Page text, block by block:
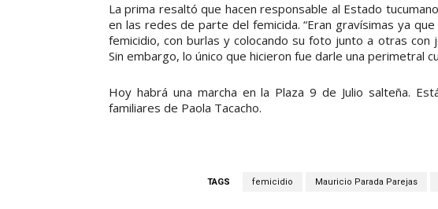
La prima resaltó que hacen responsable al Estado
en las redes de parte del femicida. “Eran gravísimas ya
femicidio, con burlas y colocando su foto junto a otras con
Sin embargo, lo único que hicieron fue darle una perimetral
Hoy habrá una marcha en la Plaza 9 de Julio salteña.
familiares de Paola Tacacho.
TAGS femicidio Mauricio Parada Parejas